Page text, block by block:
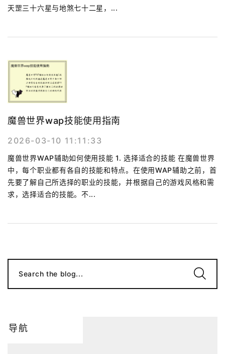
天罡三十六星与地煞七十二星，...
魔兽世界wap技能使用指南
2026-03-10 11:11:33
魔兽世界WAP辅助如何使用技能 1. 选择适合的技能 在魔兽世界
中，每个职业都有各自的技能和特点。在使用WAP辅助之前，首
先要了解自己所选择的职业的技能，并根据自己的游戏风格和需
求，选择适合的技能。不...
Search the blog...
导航